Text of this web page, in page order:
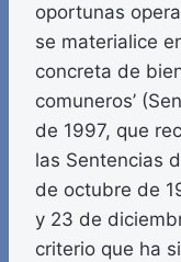
oportunas
se materialice
concreta de
comuneros’
de 1997, que
las Sentencias
de octubre de
y 23 de
criterio que ha